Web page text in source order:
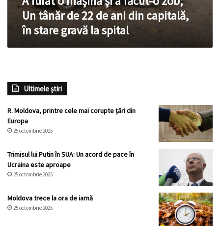
tânăr
22
ani
în
stare
la
spital
Un tânăr de 22 de ani din capitală,
în stare gravă la spital
Ultimele știri
R. Moldova, printre cele mai corupte țări din
Europa
25 octombrie 2025
Trimisul lui Putin în SUA: Un acord de pace în
Ucraina este aproape
25 octombrie 2025
Moldova trece la ora de iarnă
25 octombrie 2025